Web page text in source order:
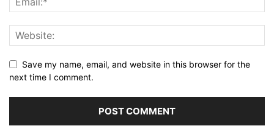
Save my name, email, and website in this browser for the
next time I comment.